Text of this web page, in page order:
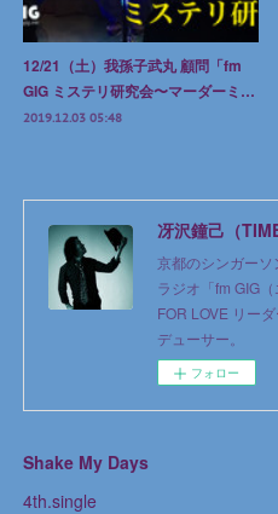
12/21（土）我孫子武丸 顧問「fm
GIG ミステリ研究会〜マーダーミ…
2019.12.03 05:48
京都のシンガーソ
ラジオ「fm GIG
FOR LOVE リー
デューサー。
フォロー
Shake My Days
4th.single